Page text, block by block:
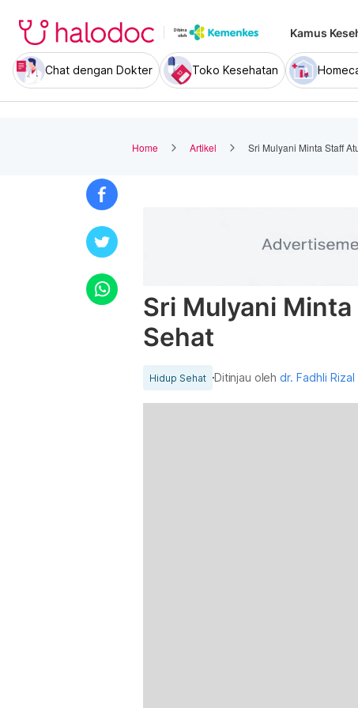
Kamus
Chat dengan Dokter Toko Kesehatan
Home Artikel Sri Mulyani Minta Staff
Sri Mulyani
Sehat
Hidup Sehat Ditinjau olehdr. Fadhli Rizal